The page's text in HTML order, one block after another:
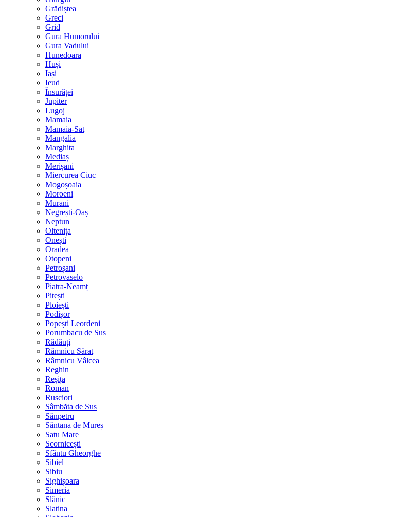
Grădiștea
Greci
Grid
Gura Humorului
Gura Vadului
Hunedoara
Huși
Iași
Ieud
Însurăței
Jupiter
Lugoj
Mamaia
Mamaia-Sat
Mangalia
Marghita
Mediaș
Merișani
Miercurea Ciuc
Mogoșoaia
Moroeni
Murani
Negrești-Oaș
Neptun
Oltenița
Onești
Oradea
Otopeni
Petroșani
Petrovaselo
Piatra-Neamț
Pitești
Ploiești
Podișor
Popești Leordeni
Porumbacu de Sus
Rădăuți
Râmnicu Sărat
Râmnicu Vâlcea
Reghin
Reșița
Roman
Rusciori
Sâmbăta de Sus
Sânpetru
Sântana de Mureș
Satu Mare
Scornicești
Sfântu Gheorghe
Sibiel
Sibiu
Sighișoara
Simeria
Slănic
Slatina